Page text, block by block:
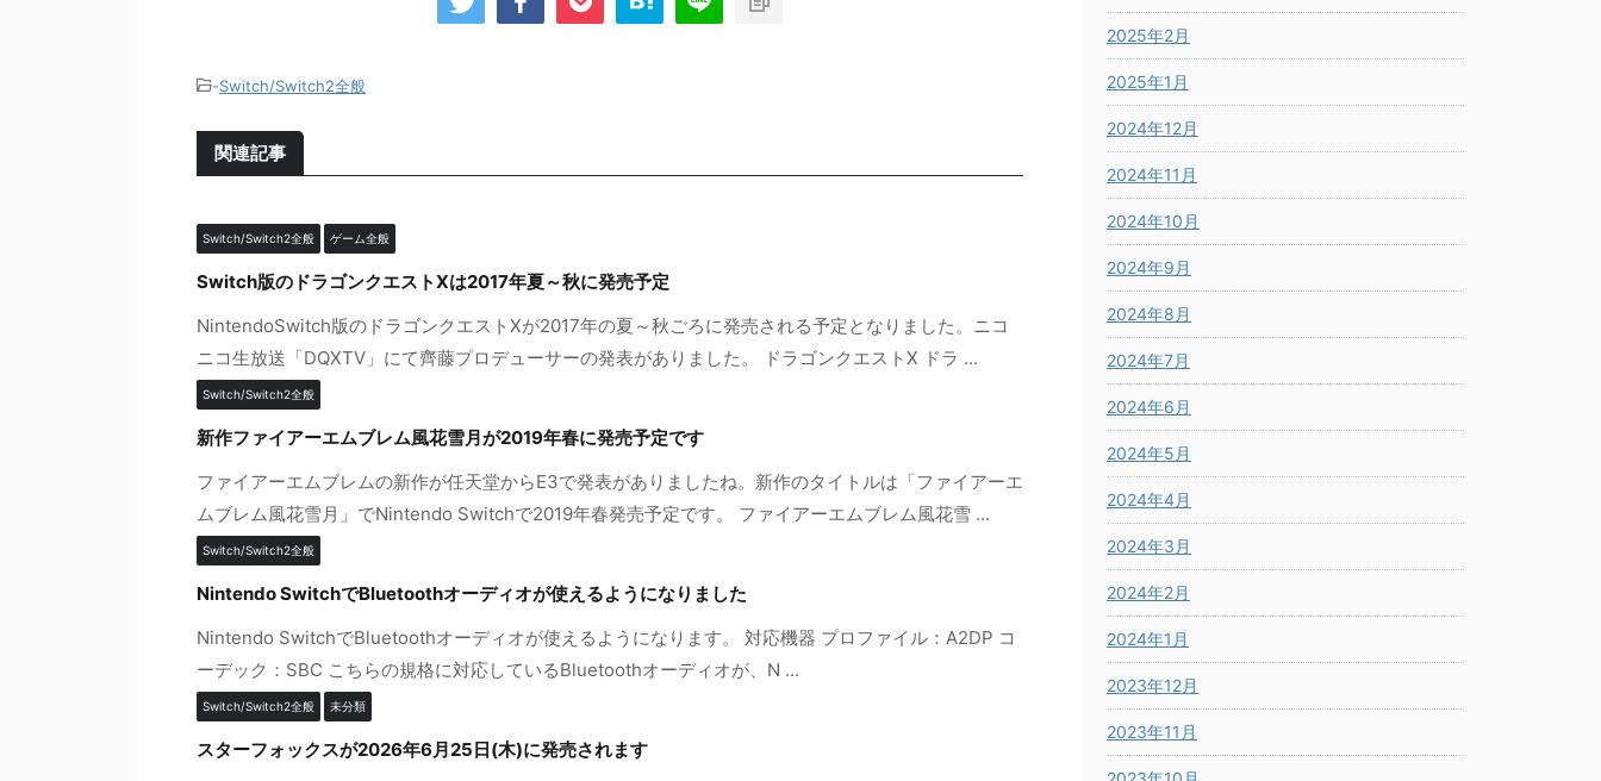
-Switch/Switch2全般
関連記事
Switch/Switch2全般 ゲーム全般
Switch版のドラゴンクエストXは2017年夏～秋に発売予定
NintendoSwitch版のドラゴンクエストXが2017年の夏～秋ごろに発売される予定となりました。ニコ
ニコ生放送「DQXTV」にて齊藤プロデューサーの発表がありました。 ドラゴンクエストX ドラ ...
Switch/Switch2全般
新作ファイアーエムブレム風花雪月が2019年春に発売予定です
ファイアーエムブレムの新作が任天堂からE3で発表がありましたね。新作のタイトルは「ファイアーエ
ムブレム風花雪月」でNintendo Switchで2019年春発売予定です。 ファイアーエムブレム風花雪 ...
Switch/Switch2全般
Nintendo SwitchでBluetoothオーディオが使えるようになりました
Nintendo SwitchでBluetoothオーディオが使えるようになります。 対応機器 プロファイル：A2DP コ
ーデック：SBC こちらの規格に対応しているBluetoothオーディオが、N ...
Switch/Switch2全般 未分類
スターフォックスが2026年6月25日(木)に発売されます
2025年2月
2025年1月
2024年12月
2024年11月
2024年10月
2024年9月
2024年8月
2024年7月
2024年6月
2024年5月
2024年4月
2024年3月
2024年2月
2024年1月
2023年12月
2023年11月